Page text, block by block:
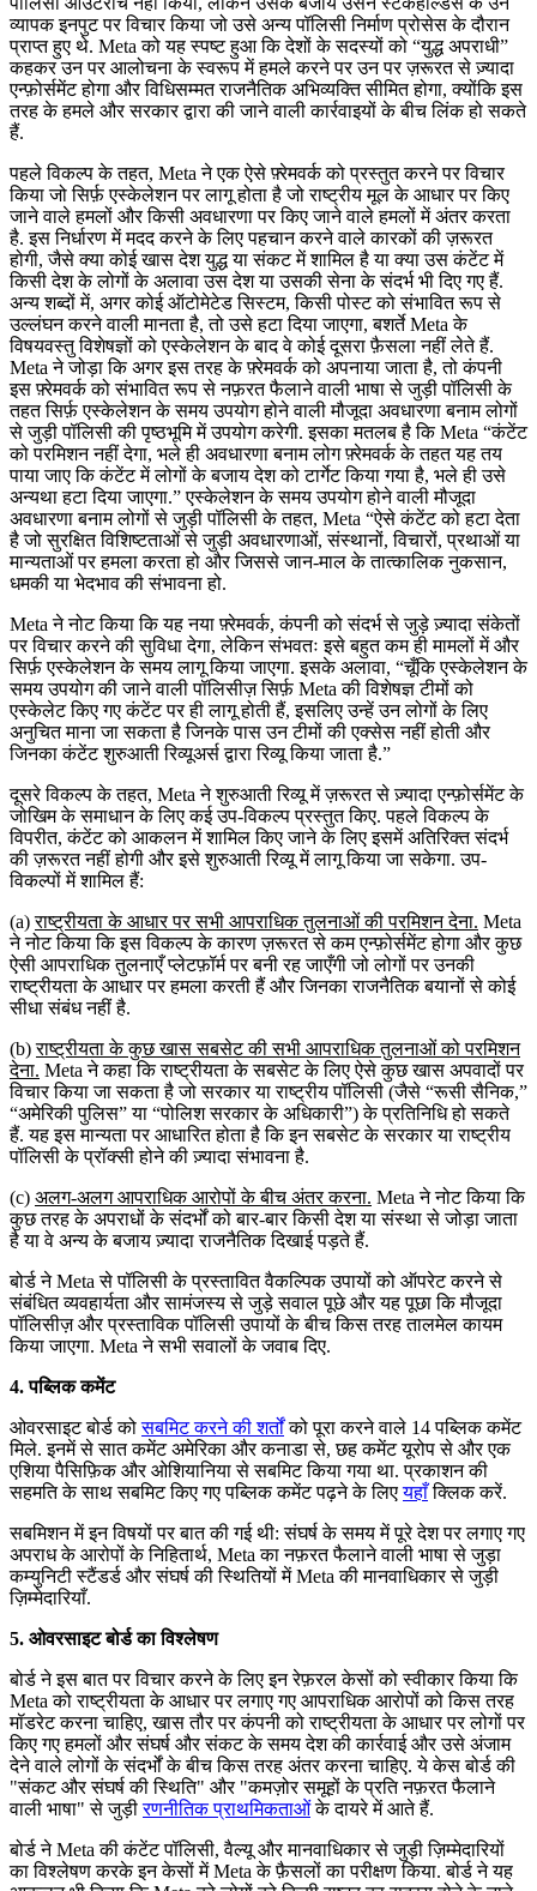
व्यापक इनपुट पर विचार किया जो उसे अन्य पॉलिसी निर्माण प्रोसेस के दौरान
प्राप्त हुए थे. Meta को यह स्पष्ट हुआ कि देशों के सदस्यों को “युद्ध अपराधी”
कहकर उन पर आलोचना के स्वरूप में हमले करने पर उन पर ज़रूरत से ज़्यादा
एन्फ़ोर्समेंट होगा और विधिसम्मत राजनैतिक अभिव्यक्ति सीमित होगा, क्योंकि इस
तरह के हमले और सरकार द्वारा की जाने वाली कार्रवाइयों के बीच लिंक हो सकते
हैं.
पहले विकल्प के तहत, Meta ने एक ऐसे फ़्रेमवर्क को प्रस्तुत करने पर विचार
किया जो सिर्फ़ एस्केलेशन पर लागू होता है जो राष्ट्रीय मूल के आधार पर किए
जाने वाले हमलों और किसी अवधारणा पर किए जाने वाले हमलों में अंतर करता
है. इस निर्धारण में मदद करने के लिए पहचान करने वाले कारकों की ज़रूरत
होगी, जैसे क्या कोई खास देश युद्ध या संकट में शामिल है या क्या उस कंटेंट में
किसी देश के लोगों के अलावा उस देश या उसकी सेना के संदर्भ भी दिए गए हैं.
अन्य शब्दों में, अगर कोई ऑटोमेटेड सिस्टम, किसी पोस्ट को संभावित रूप से
उल्लंघन करने वाली मानता है, तो उसे हटा दिया जाएगा, बशर्ते Meta के
विषयवस्तु विशेषज्ञों को एस्केलेशन के बाद वे कोई दूसरा फ़ैसला नहीं लेते हैं.
Meta ने जोड़ा कि अगर इस तरह के फ़्रेमवर्क को अपनाया जाता है, तो कंपनी
इस फ़्रेमवर्क को संभावित रूप से नफ़रत फैलाने वाली भाषा से जुड़ी पॉलिसी के
तहत सिर्फ़ एस्केलेशन के समय उपयोग होने वाली मौजूदा अवधारणा बनाम लोगों
से जुड़ी पॉलिसी की पृष्ठभूमि में उपयोग करेगी. इसका मतलब है कि Meta “कंटेंट
को परमिशन नहीं देगा, भले ही अवधारणा बनाम लोग फ़्रेमवर्क के तहत यह तय
पाया जाए कि कंटेंट में लोगों के बजाय देश को टार्गेट किया गया है, भले ही उसे
अन्यथा हटा दिया जाएगा.” एस्केलेशन के समय उपयोग होने वाली मौजूदा
अवधारणा बनाम लोगों से जुड़ी पॉलिसी के तहत, Meta “ऐसे कंटेंट को हटा देता
है जो सुरक्षित विशिष्टताओं से जुड़ी अवधारणाओं, संस्थानों, विचारों, प्रथाओं या
मान्यताओं पर हमला करता हो और जिससे जान-माल के तात्कालिक नुकसान,
धमकी या भेदभाव की संभावना हो.
Meta ने नोट किया कि यह नया फ़्रेमवर्क, कंपनी को संदर्भ से जुड़े ज़्यादा संकेतों
पर विचार करने की सुविधा देगा, लेकिन संभवतः इसे बहुत कम ही मामलों में और
सिर्फ़ एस्केलेशन के समय लागू किया जाएगा. इसके अलावा, “चूँकि एस्केलेशन के
समय उपयोग की जाने वाली पॉलिसीज़ सिर्फ़ Meta की विशेषज्ञ टीमों को
एस्केलेट किए गए कंटेंट पर ही लागू होती हैं, इसलिए उन्हें उन लोगों के लिए
अनुचित माना जा सकता है जिनके पास उन टीमों की एक्सेस नहीं होती और
जिनका कंटेंट शुरुआती रिव्यूअर्स द्वारा रिव्यू किया जाता है.”
दूसरे विकल्प के तहत, Meta ने शुरुआती रिव्यू में ज़रूरत से ज़्यादा एन्फ़ोर्समेंट के
जोखिम के समाधान के लिए कई उप-विकल्प प्रस्तुत किए. पहले विकल्प के
विपरीत, कंटेंट को आकलन में शामिल किए जाने के लिए इसमें अतिरिक्त संदर्भ
की ज़रूरत नहीं होगी और इसे शुरुआती रिव्यू में लागू किया जा सकेगा. उप-
विकल्पों में शामिल हैं:
(a)राष्ट्रीयता के आधार पर सभी आपराधिक तुलनाओं की परमिशन देना. Meta
ने नोट किया कि इस विकल्प के कारण ज़रूरत से कम एन्फ़ोर्समेंट होगा और कुछ
ऐसी आपराधिक तुलनाएँ प्लेटफ़ॉर्म पर बनी रह जाएँगी जो लोगों पर उनकी
राष्ट्रीयता के आधार पर हमला करती हैं और जिनका राजनैतिक बयानों से कोई
सीधा संबंध नहीं है.
(b)राष्ट्रीयता के कुछ खास सबसेट की सभी आपराधिक तुलनाओं को परमिशन
देना. Meta ने कहा कि राष्ट्रीयता के सबसेट के लिए ऐसे कुछ खास अपवादों पर
विचार किया जा सकता है जो सरकार या राष्ट्रीय पॉलिसी (जैसे “रूसी सैनिक,”
“अमेरिकी पुलिस” या “पोलिश सरकार के अधिकारी”) के प्रतिनिधि हो सकते
हैं. यह इस मान्यता पर आधारित होता है कि इन सबसेट के सरकार या राष्ट्रीय
पॉलिसी के प्रॉक्सी होने की ज़्यादा संभावना है.
(c) अलग-अलग आपराधिक आरोपों के बीच अंतर करना. Meta ने नोट किया कि
कुछ तरह के अपराधों के संदर्भों को बार-बार किसी देश या संस्था से जोड़ा जाता
है या वे अन्य के बजाय ज़्यादा राजनैतिक दिखाई पड़ते हैं.
बोर्ड ने Meta से पॉलिसी के प्रस्तावित वैकल्पिक उपायों को ऑपरेट करने से
संबंधित व्यवहार्यता और सामंजस्य से जुड़े सवाल पूछे और यह पूछा कि मौजूदा
पॉलिसीज़ और प्रस्ताविक पॉलिसी उपायों के बीच किस तरह तालमेल कायम
किया जाएगा. Meta ने सभी सवालों के जवाब दिए.
4. पब्लिक कमेंट
ओवरसाइट बोर्ड कोसबमिट करने की शर्तोंको पूरा करने वाले 14 पब्लिक कमेंट
मिले. इनमें से सात कमेंट अमेरिका और कनाडा से, छह कमेंट यूरोप से और एक
एशिया पैसिफ़िक और ओशियानिया से सबमिट किया गया था. प्रकाशन की
सहमति के साथ सबमिट किए गए पब्लिक कमेंट पढ़ने के लिएयहाँक्लिक करें.
सबमिशन में इन विषयों पर बात की गई थी: संघर्ष के समय में पूरे देश पर लगाए गए
अपराध के आरोपों के निहितार्थ, Meta का नफ़रत फैलाने वाली भाषा से जुड़ा
कम्युनिटी स्टैंडर्ड और संघर्ष की स्थितियों में Meta की मानवाधिकार से जुड़ी
ज़िम्मेदारियाँ.
5. ओवरसाइट बोर्ड का विश्लेषण
बोर्ड ने इस बात पर विचार करने के लिए इन रेफ़रल केसों को स्वीकार किया कि
Meta को राष्ट्रीयता के आधार पर लगाए गए आपराधिक आरोपों को किस तरह
मॉडरेट करना चाहिए, खास तौर पर कंपनी को राष्ट्रीयता के आधार पर लोगों पर
किए गए हमलों और संघर्ष और संकट के समय देश की कार्रवाई और उसे अंजाम
देने वाले लोगों के संदर्भों के बीच किस तरह अंतर करना चाहिए. ये केस बोर्ड की
"संकट और संघर्ष की स्थिति" और "कमज़ोर समूहों के प्रति नफ़रत फैलाने
वाली भाषा" से जुड़ीरणनीतिक प्राथमिकताओंके दायरे में आते हैं.
बोर्ड ने Meta की कंटेंट पॉलिसी, वैल्यू और मानवाधिकार से जुड़ी ज़िम्मेदारियों
का विश्लेषण करके इन केसों में Meta के फ़ैसलों का परीक्षण किया. बोर्ड ने यह